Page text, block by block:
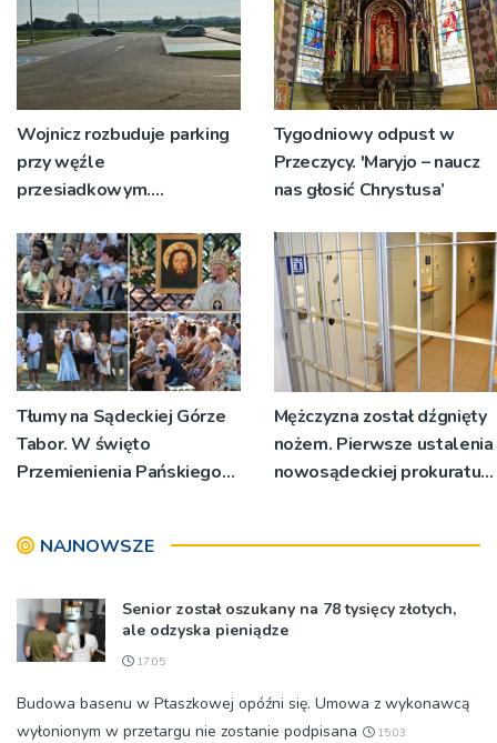
Wojnicz rozbuduje parking
przy węźle
przesiadkowym.
miejsc
Tygodniowy odpust w
Przeczycy. 'Maryjo – naucz
nas głosić Chrystusa’
Tłumy na Sądeckiej Górze
Tabor. W święto
Przemienienia Pańskiego
[ZDJĘCIA]
Mężczyzna został dźgnięty
nożem. Pierwsze ustalenia
nowosądeckiej prokuratury
NAJNOWSZE
Senior został oszukany na 78 tysięcy złotych,
ale odzyska pieniądze
17:05
Budowa basenu w Ptaszkowej opóźni się. Umowa z wykonawcą
wyłonionym w przetargu nie zostanie podpisana
15:03